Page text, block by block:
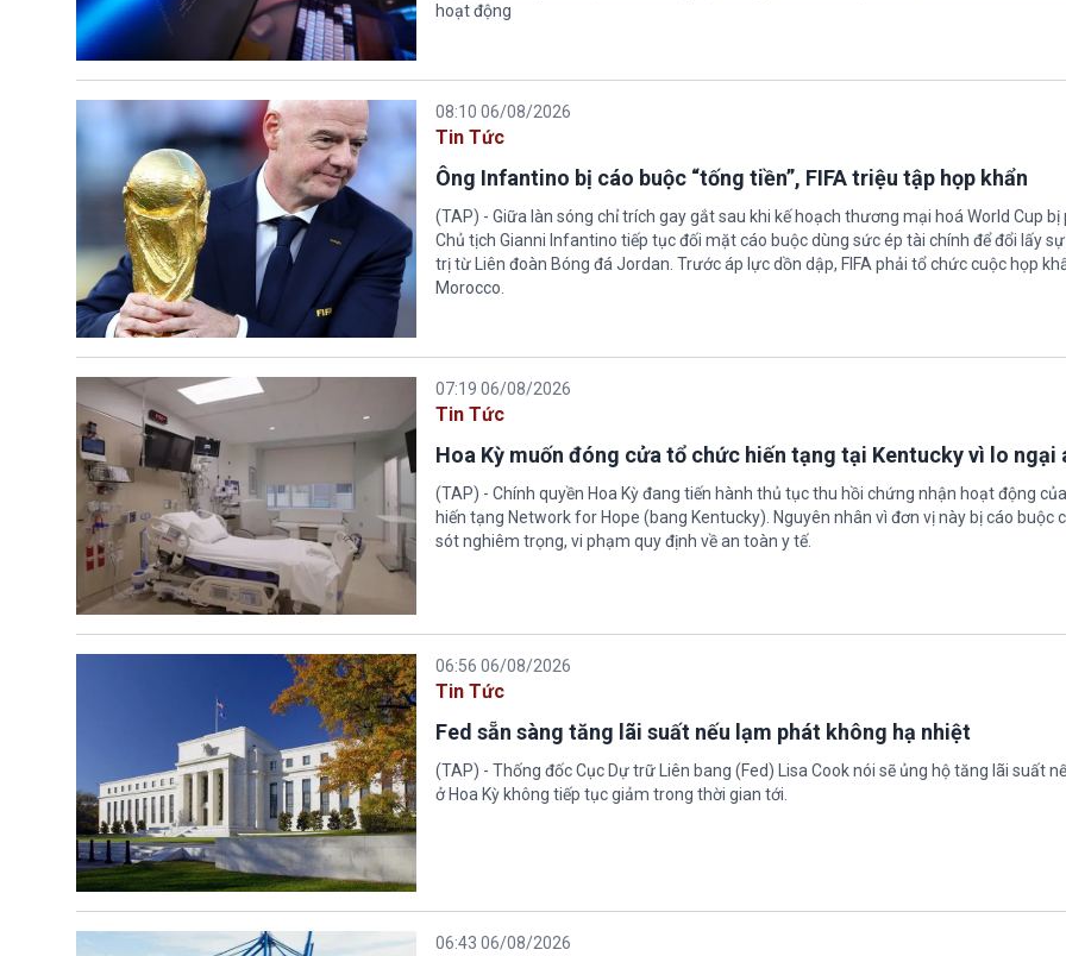
hoạt động
08:10 06/08/2026
Tin Tức
Ông Infantino bị cáo buộc “tống tiền”, FIFA triệu tập họp khẩn
(TAP) - Giữa làn sóng chỉ trích gay gắt sau khi kế hoạch thương mại hoá World Cup bị
Chủ tịch Gianni Infantino tiếp tục đối mặt cáo buộc dùng sức ép tài chính để đổi lấy
trị từ Liên đoàn Bóng đá Jordan. Trước áp lực dồn dập, FIFA phải tổ chức cuộc họp
Morocco.
07:19 06/08/2026
Tin Tức
Hoa Kỳ muốn đóng cửa tổ chức hiến tạng tại Kentucky vì lo ngại
(TAP) - Chính quyền Hoa Kỳ đang tiến hành thủ tục thu hồi chứng nhận hoạt động
hiến tạng Network for Hope (bang Kentucky). Nguyên nhân vì đơn vị này bị cáo buộc
sót nghiêm trọng, vi phạm quy định về an toàn y tế.
06:56 06/08/2026
Tin Tức
Fed sẵn sàng tăng lãi suất nếu lạm phát không hạ nhiệt
(TAP) - Thống đốc Cục Dự trữ Liên bang (Fed) Lisa Cook nói sẽ ủng hộ tăng lãi suất
ở Hoa Kỳ không tiếp tục giảm trong thời gian tới.
06:43 06/08/2026